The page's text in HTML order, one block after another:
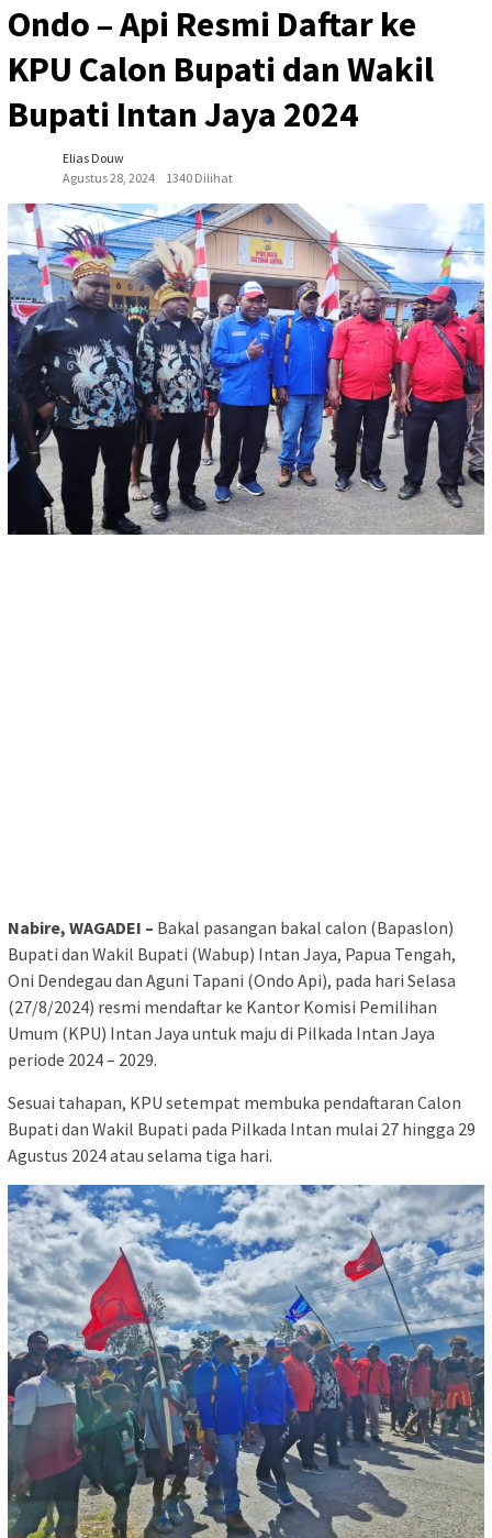
Ondo – Api Resmi Daftar ke
KPU Calon Bupati dan Wakil
Bupati Intan Jaya 2024
Elias Douw
Agustus 28, 2024
1340 Dilihat
Nabire, WAGADEI – Bakal pasangan bakal calon (Bapaslon)
Bupati dan Wakil Bupati (Wabup) Intan Jaya, Papua Tengah,
Oni Dendegau dan Aguni Tapani (Ondo Api), pada hari Selasa
(27/8/2024) resmi mendaftar ke Kantor Komisi Pemilihan
Umum (KPU) Intan Jaya untuk maju di Pilkada Intan Jaya
periode 2024 – 2029.
Sesuai tahapan, KPU setempat membuka pendaftaran Calon
Bupati dan Wakil Bupati pada Pilkada Intan mulai 27 hingga 29
Agustus 2024 atau selama tiga hari.